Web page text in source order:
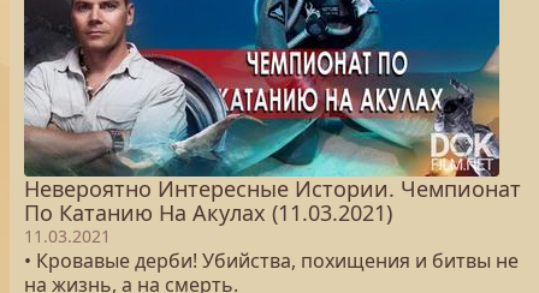
Невероятно Интересные Истории. Чемпионат
По Катанию На Акулах (11.03.2021)
11.03.2021
• Кровавые дерби! Убийства, похищения и битвы не
на жизнь, а на смерть.